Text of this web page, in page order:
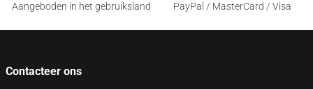
Aangeboden in het gebruiksland
PayPal / MasterCard / Visa
Contacteer ons